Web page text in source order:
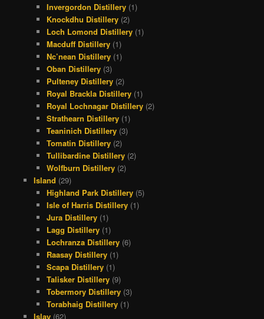
Invergordon Distillery (1)
Knockdhu Distillery (2)
Loch Lomond Distillery (1)
Macduff Distillery (1)
Nc’nean Distillery (1)
Oban Distillery (3)
Pulteney Distillery (2)
Royal Brackla Distillery (1)
Royal Lochnagar Distillery (2)
Strathearn Distillery (1)
Teaninich Distillery (3)
Tomatin Distillery (2)
Tullibardine Distillery (2)
Wolfburn Distillery (2)
Island (29)
Highland Park Distillery (5)
Isle of Harris Distillery (1)
Jura Distillery (1)
Lagg Distillery (1)
Lochranza Distillery (6)
Raasay Distillery (1)
Scapa Distillery (1)
Talisker Distillery (9)
Tobermory Distillery (3)
Torabhaig Distillery (1)
Islay(62)